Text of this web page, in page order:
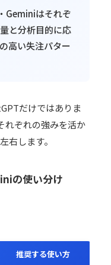
Geminiはそれぞ
と分析目的に応
高い失注パター
だけではありま
れぞれの強みを活か
右します。
の使い分け
推奨する使い方